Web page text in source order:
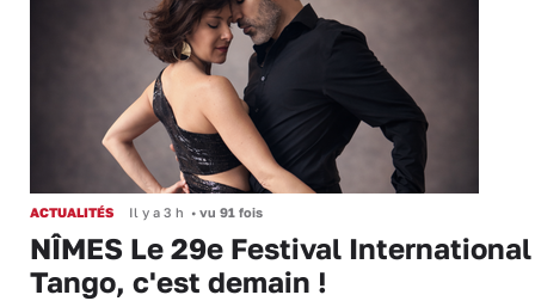
ACTUALITÉS Il y a 3 h • vu 91 fois
NÎMES Le 29e Festival
Tango, c'est demain !